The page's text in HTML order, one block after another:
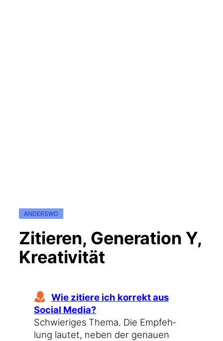
ANDERSWO
Zitieren, Generation Y,
Kreativität
Wie zitie­re ich kor­rekt aus
Social Media?
Schwie­ri­ges The­ma. Die Emp­feh­
lung lau­tet, neben der genau­en